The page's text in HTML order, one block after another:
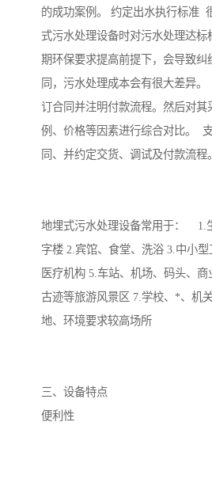
的成功案例。 约定出水执行标准
式污水处理设备时对污水处理达标
期环保要求提高前提下，会导致纠
同，污水处理成本会有很大差异
订合同并注明付款流程。然后对其
例、价格等因素进行综合对比。
同、并约定交货、调试及付款流程。
地埋式污水处理设备常用于： 1.
字楼 2.宾馆、食堂、洗浴 3.中小
医疗机构 5.车站、机场、码头、
古迹等旅游风景区 7.学校、*、机
地、环境要求较高场所
三、设备特点
便利性